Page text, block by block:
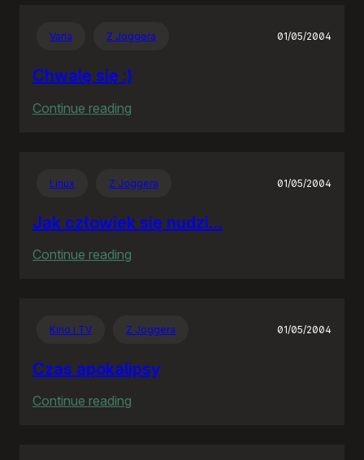
Varia Z Joggera 01/05/2004
Chwalę się :)
Continue reading
Linux Z Joggera 01/05/2004
Jak człowiek się nudzi…
Continue reading
nudzi…
Kino i TV Z Joggera 01/05/2004
Czas apokalipsy
Continue reading